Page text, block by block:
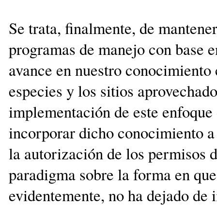
Se trata, finalmente, de
programas de manejo con base
avance en nuestro
especies y los sitios
implementación de este
incorporar dicho conocimiento
la autorización de los permisos
paradigma sobre la forma en
evidentemente, no ha dejado